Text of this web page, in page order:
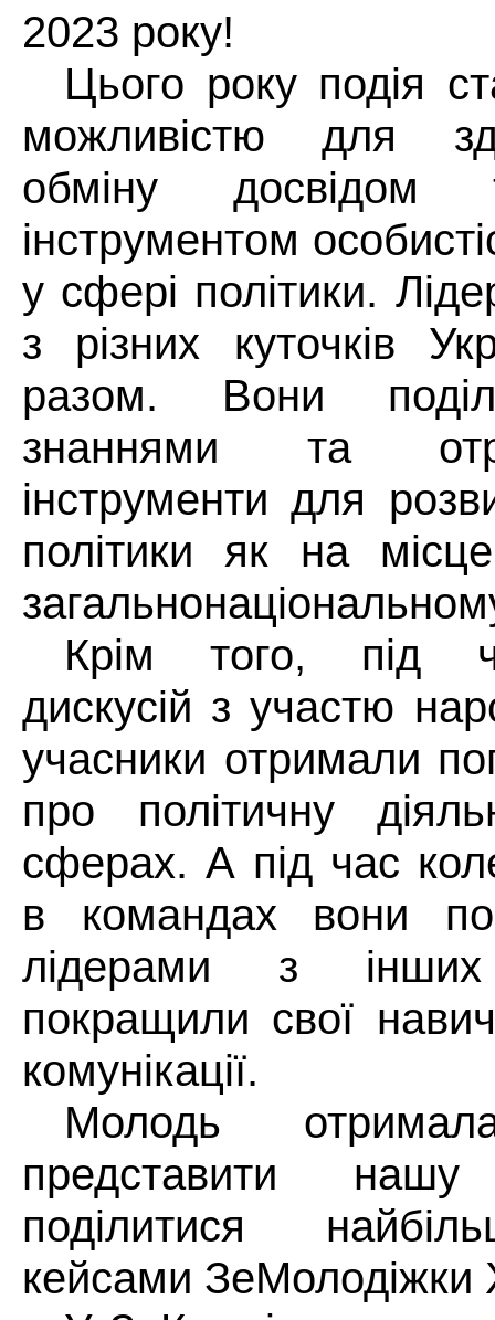
2023 року!
Цього року подія
можливістю для
обміну досвідом
інструментом
у сфері політики.
з різних куточків
разом. Вони
знаннями та
інструменти для
політики як на
Крім того, під
дискусій з участю
учасники отримали
про політичну
сферах. А під час
в командах вони
лідерами з
покращили свої
комунікації.
Молодь
представити
поділитися
кейсами